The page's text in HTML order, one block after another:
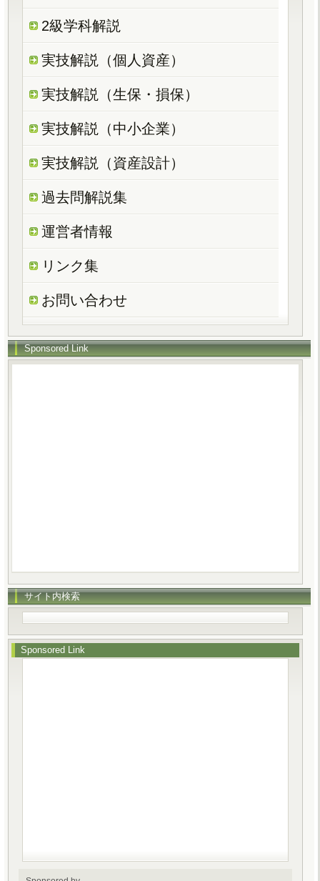
2級学科解説
実技解説（個人資産）
実技解説（生保・損保）
実技解説（中小企業）
実技解説（資産設計）
過去問解説集
運営者情報
リンク集
お問い合わせ
Sponsored Link
サイト内検索
Sponsored Link